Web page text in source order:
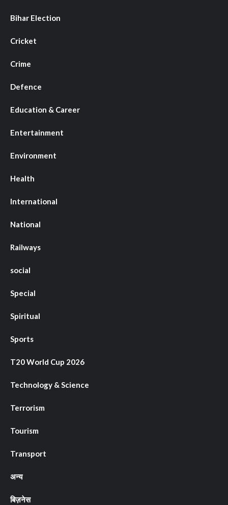
Bihar Election
Cricket
Crime
Defence
Education & Career
Entertainment
Environment
Health
International
National
Railways
social
Special
Spiritual
Sports
T20 World Cup 2026
Technology & Science
Terrorism
Tourism
Transport
अन्य
बिज़नेस